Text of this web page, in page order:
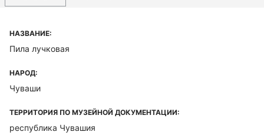
НАЗВАНИЕ:
Пила лучковая
НАРОД:
Чуваши
ТЕРРИТОРИЯ ПО МУЗЕЙНОЙ ДОКУМЕНТАЦИИ:
республика Чувашия